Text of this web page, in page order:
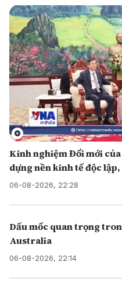
Kinh nghiệm Đổi mới
dựng nền kinh tế độc
06-08-2026, 22:28
Dấu mốc quan trọng
Australia
06-08-2026, 22:14